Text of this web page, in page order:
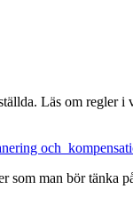
Läs om regler i
och
man bör tänka